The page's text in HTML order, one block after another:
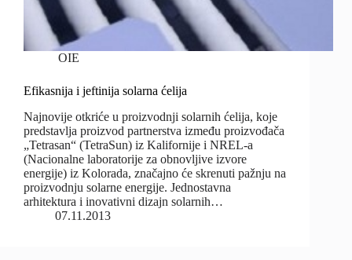
OIE
Efikasnija i jeftinija solarna ćelija
Najnovije otkriće u proizvodnji solarnih ćelija, koje
predstavlja proizvod partnerstva između proizvođača
„Tetrasan“ (TetraSun) iz Kalifornije i NREL-a
(Nacionalne laboratorije za obnovljive izvore
energije) iz Kolorada, značajno će skrenuti pažnju na
proizvodnju solarne energije. Jednostavna
arhitektura i inovativni dizajn solarnih…
07.11.2013